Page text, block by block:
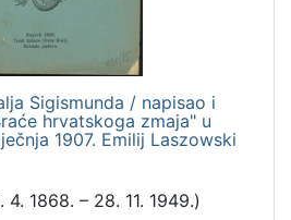
Sigismunda / napisao i
hrvatskoga zmaja" u
1907. Emilij Laszowski
1868. – 28. 11. 1949.)